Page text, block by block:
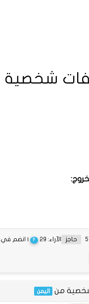
شخصية
الآراء: 29 ? | انضم في: مايو حاجز
من اليمن